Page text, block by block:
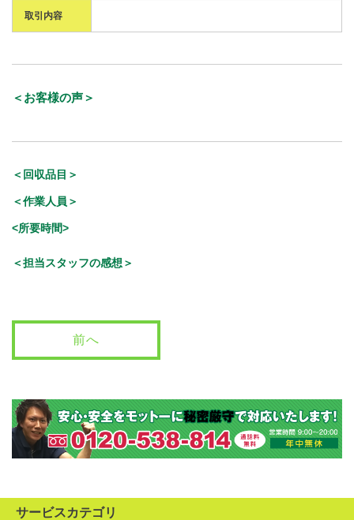
取引内容
＜お客様の声＞
＜回収品目＞
＜作業人員＞
<所要時間>
＜担当スタッフの感想＞
前へ
サービスカテゴリ